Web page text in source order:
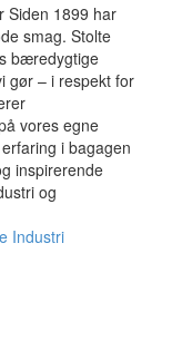
Siden 1899 har
smag. Stolte
bæredygtige
gør – i respekt for
vores egne
i bagagen
inspirerende
og
Industri